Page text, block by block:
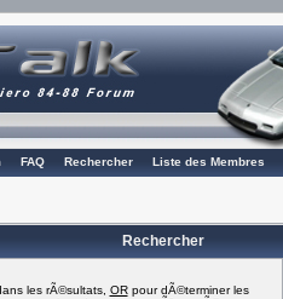
FAQ Rechercher Liste des Membres
Rechercher
les rÃ©sultats, ORpour dÃ©terminer les